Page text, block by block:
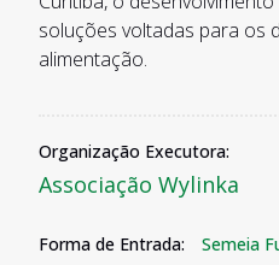
soluções voltadas para os
alimentação.
Organização Executora:
Associação Wylinka
Forma de Entrada: Semeia